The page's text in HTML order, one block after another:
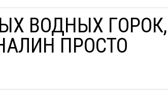
ВОДНЫХ ГОРОК,
ПРОСТО